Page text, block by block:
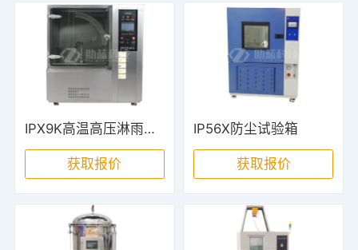
IPX9K高温高压淋雨试验箱
获取报价
IP56X防尘试验箱
获取报价